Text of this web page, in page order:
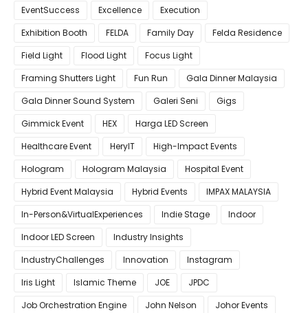
EventSuccess
Excellence
Execution
Exhibition Booth
FELDA Family Day
Felda Residence
Field Light
Flood Light
Focus Light
Framing Shutters Light
Fun Run
Gala Dinner Malaysia
Gala Dinner Sound System
Galeri Seni
Gigs
Gimmick Event
HEX
Harga LED Screen
Healthcare Event
HeryIT
High-Impact Events
Hologram
Hologram Malaysia
Hospital Event
Hybrid Event Malaysia
Hybrid Events
IMPAX MALAYSIA
In-Person&VirtualExperiences
Indie Stage
Indoor
Indoor LED Screen
Industry Insights
IndustryChallenges
Innovation
Instagram
Iris Light
Islamic Theme JOE
JPDC
Job Orchestration Engine
John Nelson
Johor Events